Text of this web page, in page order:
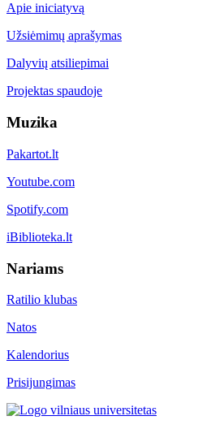
Apie iniciatyvą
Užsiėmimų aprašymas
Dalyvių atsiliepimai
Projektas spaudoje
Muzika
Pakartot.lt
Youtube.com
Spotify.com
iBiblioteka.lt
Nariams
Ratilio klubas
Natos
Kalendorius
Prisijungimas